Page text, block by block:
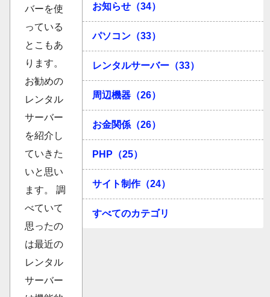
バーを使
っている
とこもあ
ります。
お勧めの
レンタル
サーバー
を紹介し
ていきた
いと思い
ます。 調
べていて
思ったの
は最近の
レンタル
サーバー
お知らせ（34）
パソコン（33）
レンタルサーバー（33）
周辺機器（26）
お金関係（26）
PHP（25）
サイト制作（24）
すべてのカテゴリ